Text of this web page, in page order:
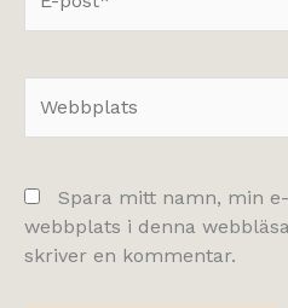
post*
Spara mitt namn, min
webbplats i denna
skriver en kommentar.